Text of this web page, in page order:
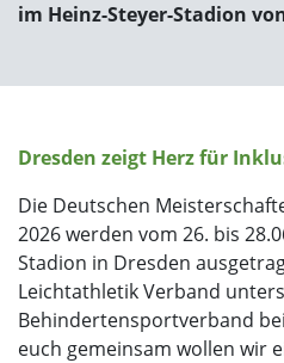
im Heinz-Steyer-Stadion
Dresden zeigt Herz für
Die Deutschen
2026 werden vom 26. bis
Stadion in Dresden
Leichtathletik Verband
Behindertensportverband
euch gemeinsam wollen wir